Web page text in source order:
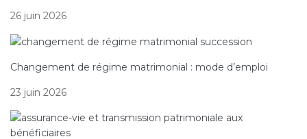
26 juin 2026
Changement de régime matrimonial : mode d’emploi
23 juin 2026